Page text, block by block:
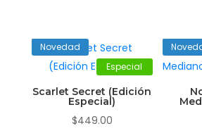
Especial
Novedad
Scarlet Secret (Edición
Especial)
$449.00